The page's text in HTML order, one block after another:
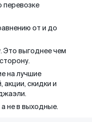
перевозке
от и до
Это выгоднее чем
на лучшие
скидки и
не в выходные.